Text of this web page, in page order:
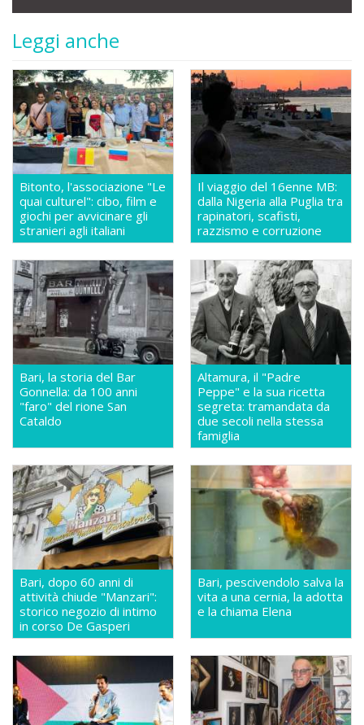
Leggi anche
Bitonto, l'associazione "Le
quai culturel": cibo, film e
giochi per avvicinare gli
stranieri agli italiani
Il viaggio del 16enne MB:
dalla Nigeria alla Puglia tra
rapinatori, scafisti,
razzismo e corruzione
Bari, la storia del Bar
Gonnella: da 100 anni
"faro" del rione San
Cataldo
Altamura, il "Padre
Peppe" e la sua ricetta
segreta: tramandata da
due secoli nella stessa
famiglia
Bari, dopo 60 anni di
attività chiude "Manzari":
storico negozio di intimo
in corso De Gasperi
Bari, pescivendolo salva la
vita a una cernia, la adotta
e la chiama Elena